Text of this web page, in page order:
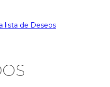
lista de Deseos